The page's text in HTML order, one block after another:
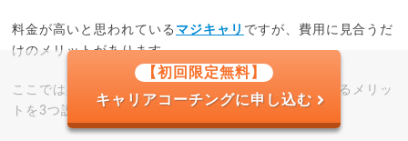
料金が高いと思われている マジキャリ ですが、費用に見合うだ
けのメリットがあります。
ここでは マジキャリ にキャリア相談することで得られるメリッ
トを3つ説明していきます。
【初回限定無料】
キャリアコーチングに申し込む